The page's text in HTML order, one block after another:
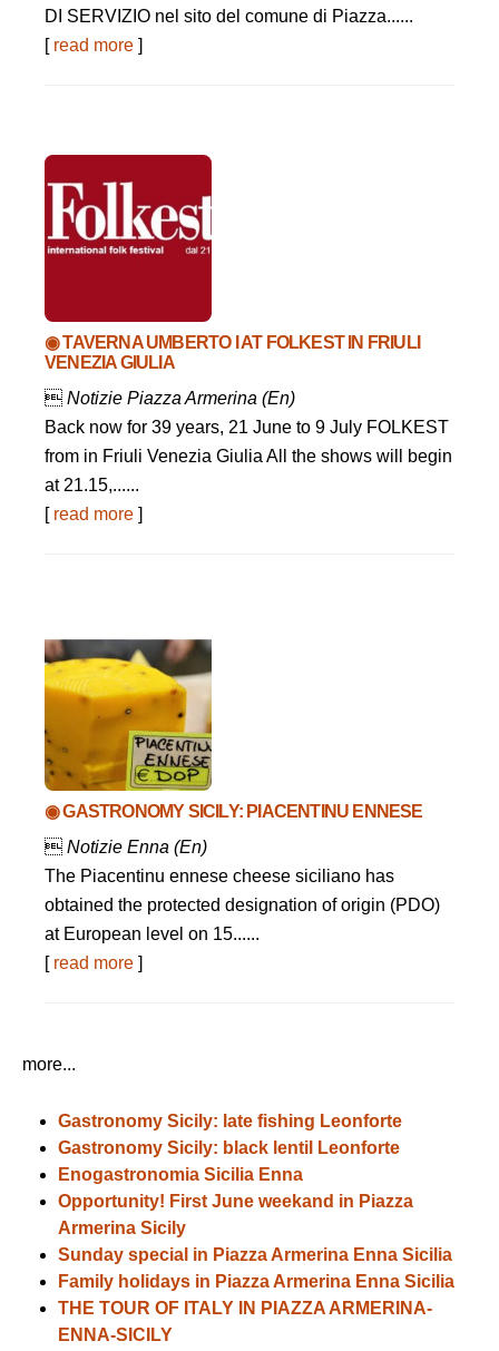
DI SERVIZIO nel sito del comune di Piazza......
[ read more ]
◉ TAVERNA UMBERTO I AT FOLKEST IN FRIULI
VENEZIA GIULIA
 Notizie Piazza Armerina (En)
Back now for 39 years, 21 June to 9 July FOLKEST
from in Friuli Venezia Giulia All the shows will begin
at 21.15,......
[ read more ]
◉ GASTRONOMY SICILY: PIACENTINU ENNESE
 Notizie Enna (En)
The Piacentinu ennese cheese siciliano has
obtained the protected designation of origin (PDO)
at European level on 15......
[ read more ]
more...
Gastronomy Sicily: late fishing Leonforte
Gastronomy Sicily: black lentil Leonforte
Enogastronomia Sicilia Enna
Opportunity! First June weekand in Piazza
Armerina Sicily
Sunday special in Piazza Armerina Enna Sicilia
Family holidays in Piazza Armerina Enna Sicilia
THE TOUR OF ITALY IN PIAZZA ARMERINA-
ENNA-SICILY